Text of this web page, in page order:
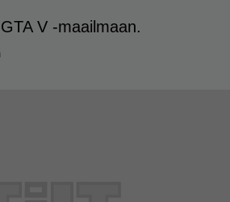
V -maailmaan.